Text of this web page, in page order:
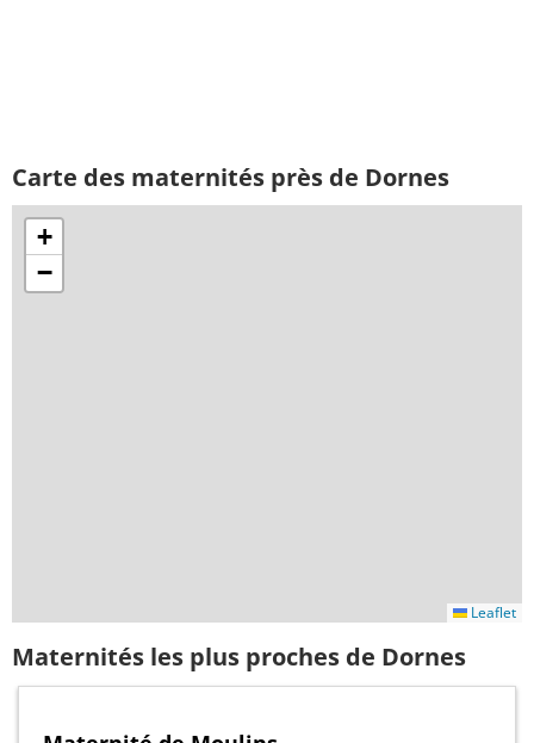
Carte des maternités près de Dornes
+
−
Leaflet
Maternités les plus proches de Dornes